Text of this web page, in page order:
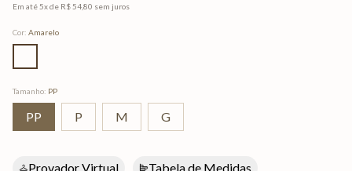
Em até 5x de R$ 5480 sem juros
Cor: Amarelo
Tamanho: PP
PP P M G
Provador Virtual Tabela de Medidas